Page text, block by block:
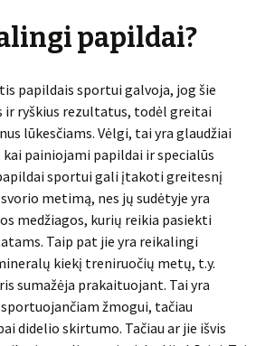
papildai?
papildais sportui galvoja, jog šie
ir ryškius rezultatus, todėl greitai
lūkesčiams. Vėlgi, tai yra glaudžiai
painiojami papildai ir specialūs
sportui gali įtakoti greitesnį
metimą, nes jų sudėtyje yra
medžiagos, kurių reikia pasiekti
Taip pat jie yra reikalingi
kiekį treniruočių metų, t.y.
sumažėja prakaituojant. Tai yra
žmogui, tačiau
didelio skirtumo. Tačiau ar jie išvis